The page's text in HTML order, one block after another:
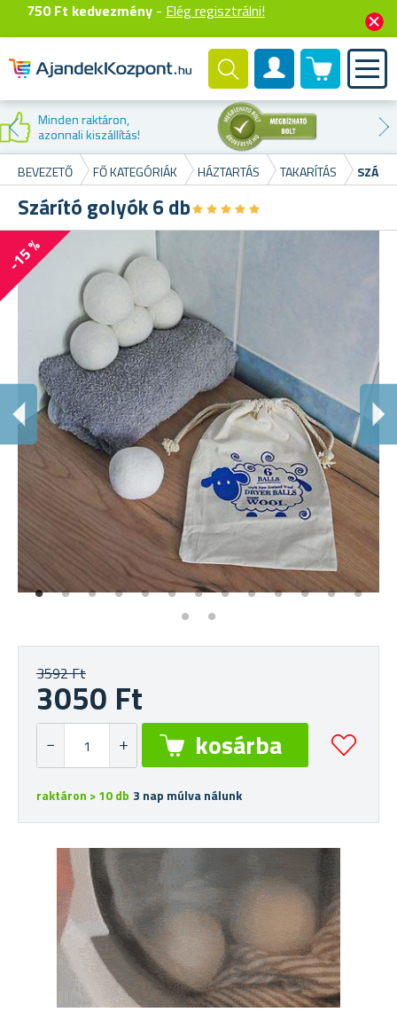
750 Ft kedvezmény - Elég regisztrálni!
Felhasználók fiók
0 termék
Kedvezmény az
első vásárláskor
BEVEZETŐ FŐ KATEGÓRIÁK HÁZTARTÁS TAKARÍTÁS
Szárító golyók 6 db★★★★★
★★★★★
-15 %
3592 Ft
3050 Ft
raktáron > 10 db 3 nap múlva nálunk